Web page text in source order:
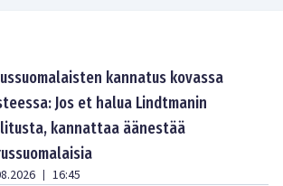
kannatus kovassa
Jos et halua Lindtmanin
kannattaa äänestää
| 16:45